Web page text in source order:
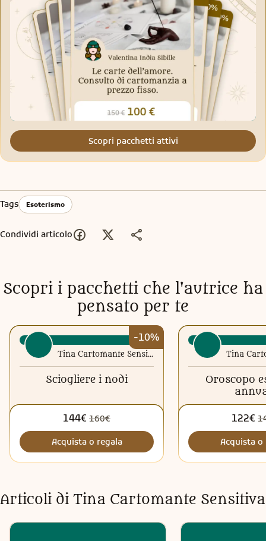
Scopri pacchetti attivi
Tags Esoterismo
Condividi articolo
Scopri i pacchetti che l'autrice ha
pensato per te
-10%
Tina Cartomante Sensitiva
Sciogliere i nodi
144€ 160€
Acquista o regala
Oroscopo
122€
Acquista o
Articoli di Tina Cartomante Sensitiva